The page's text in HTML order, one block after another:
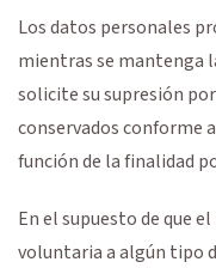
Los datos personales
mientras se mantenga
solicite su supresión
conservados conforme
función de la finalidad
En el supuesto de que
voluntaria a algún tipo